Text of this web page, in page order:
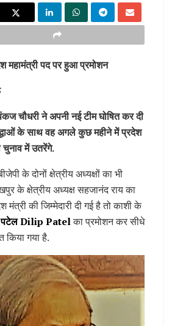
महामंत्री पद पर हुआ प्रमोशन
चौधरी ने अपनी नई टीम घोषित कर दी
के साथ वह अगले कुछ महीने में प्रदेश
चुनाव में उतरेंगे.
के दोनों क्षेत्रीय अध्यक्षों का भी
के क्षेत्रीय अध्यक्ष सहजानंद राय का
मंत्री की जिम्मेदारी दी गई है तो काशी के
पटेल Dilip Patelका प्रमोशन कर सीधे
किया गया है.